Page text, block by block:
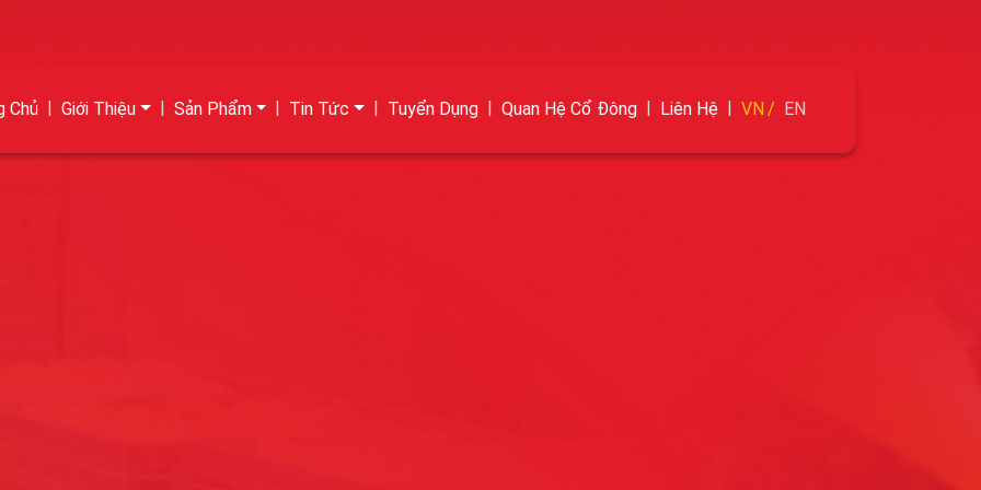
Chủ Giới Thiệu Sản Phẩm Tin Tức Tuyển Dụng Quan Hệ Cổ Đông Liên Hệ VN EN